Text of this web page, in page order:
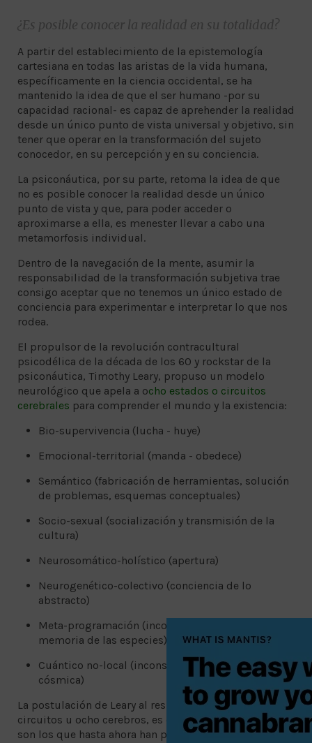
¿Es posible conocer la realidad en su totalidad?
A partir del establecimiento de la epistemología
cartesiana en todas las aristas de la vida humana,
específicamente en la ciencia occidental, se ha
mantenido la idea de que el ser humano -por su
capacidad racional- es capaz de aprehender la realidad
desde un único punto de vista universal y objetivo, sin
tener que operar en la transformación del sujeto
conocedor, en su percepción y en su conciencia.
La psiconáutica, por su parte, retoma la idea de que
no es posible conocer la realidad desde un único
punto de vista y que, para poder acceder o
aproximarse a ella, es menester llevar a cabo una
metamorfosis individual.
Dentro de la navegación de la mente, asumir la
responsabilidad de la transformación subjetiva trae
consigo aceptar que no tenemos un único estado de
conciencia para experimentar e interpretar lo que nos
rodea.
El propulsor de la revolución contracultural
psicodélica de la década de los 60 y rockstar de la
psiconáutica, Timothy Leary, propuso un modelo
neurológico que apela a ocho estados o circuitos
cerebrales para comprender el mundo y la existencia:
Bio-supervivencia (lucha - huye)
Emocional-territorial (manda - obedece)
Semántico (fabricación de herramientas, solución
de problemas, esquemas conceptuales)
Socio-sexual (socialización y transmisión de la
cultura)
Neurosomático-holístico (apertura)
Neurogenético-colectivo (conciencia de lo
abstracto)
Meta-programación (inconsciente colectivo,
memoria de las especies)
Cuántico no-local (inconsciente universal, mente
cósmica)
La postulación de Leary al respecto de los ocho
circuitos u ocho cerebros, es que los primeros cuatro
son los que hasta ahora han predominado en las